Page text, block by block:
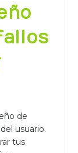
de
usuario.
tus